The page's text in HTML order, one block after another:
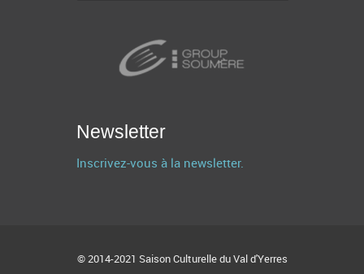
Newsletter
Inscrivez-vous à la newsletter.
© 2014-2021 Saison Culturelle du Val d'Yerres